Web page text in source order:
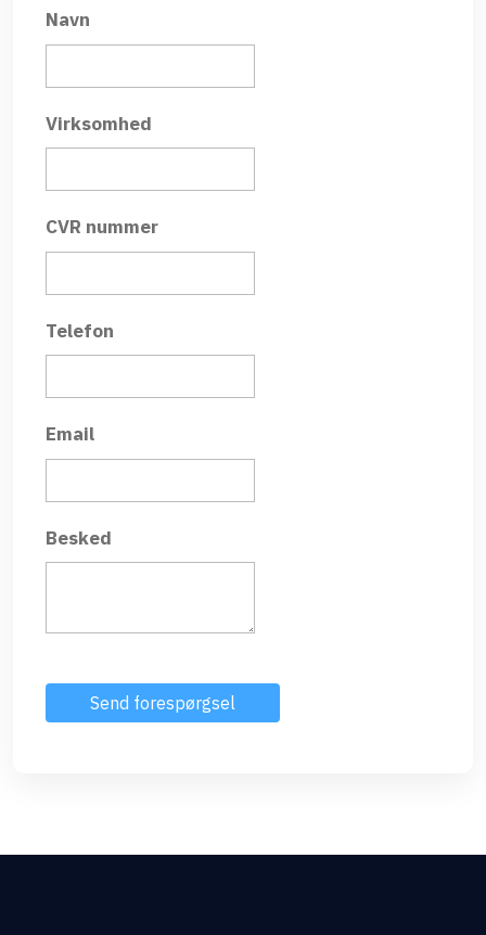
Navn
Virksomhed
CVR nummer
Telefon
Email
Besked